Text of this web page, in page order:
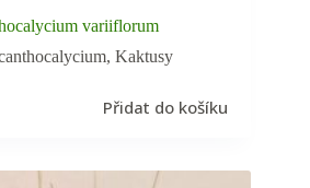
variiflorum
,Kaktusy
Přidat do košíku